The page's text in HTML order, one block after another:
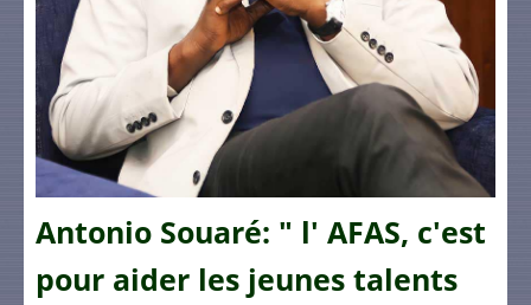
Antonio Souaré: " l' AFAS, c'est
pour aider les jeunes talents